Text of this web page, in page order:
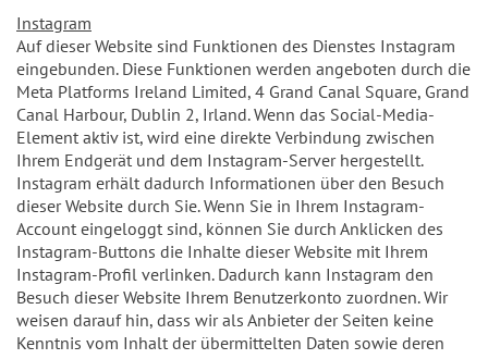
Instagram
Auf dieser Website sind Funktionen des Dienstes Instagram
eingebunden. Diese Funktionen werden angeboten durch die
Meta Platforms Ireland Limited, 4 Grand Canal Square, Grand
Canal Harbour, Dublin 2, Irland. Wenn das Social-Media-
Element aktiv ist, wird eine direkte Verbindung zwischen
Ihrem Endgerät und dem Instagram-Server hergestellt.
Instagram erhält dadurch Informationen über den Besuch
dieser Website durch Sie. Wenn Sie in Ihrem Instagram-
Account eingeloggt sind, können Sie durch Anklicken des
Instagram-Buttons die Inhalte dieser Website mit Ihrem
Instagram-Profil verlinken. Dadurch kann Instagram den
Besuch dieser Website Ihrem Benutzerkonto zuordnen. Wir
weisen darauf hin, dass wir als Anbieter der Seiten keine
Kenntnis vom Inhalt der übermittelten Daten sowie deren